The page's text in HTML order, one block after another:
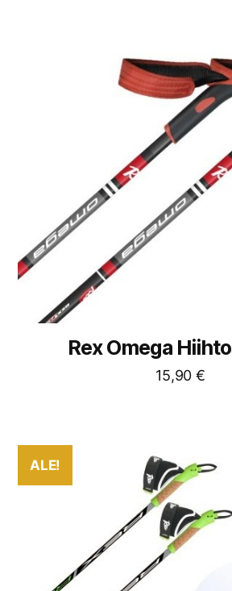
Rex Omega
15,90 €
ALE!